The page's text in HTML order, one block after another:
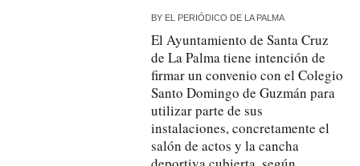
BY EL PERIÓDICO DE LA PALMA
El Ayuntamiento de Santa Cruz
de La Palma tiene intención de
firmar un convenio con el Colegio
Santo Domingo de Guzmán para
utilizar parte de sus
instalaciones, concretamente el
salón de actos y la cancha